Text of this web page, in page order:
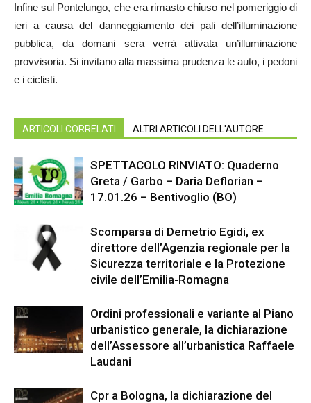
Infine sul Pontelungo, che era rimasto chiuso nel pomeriggio di
ieri a causa del danneggiamento dei pali dell’illuminazione
pubblica, da domani sera verrà attivata un’illuminazione
provvisoria. Si invitano alla massima prudenza le auto, i pedoni
e i ciclisti.
ARTICOLI CORRELATI ALTRI ARTICOLI DELL'AUTORE
SPETTACOLO RINVIATO: Quaderno
Greta / Garbo – Daria Deflorian –
17.01.26 – Bentivoglio (BO)
Scomparsa di Demetrio Egidi, ex
direttore dell’Agenzia regionale per la
Sicurezza territoriale e la Protezione
civile dell’Emilia-Romagna
Ordini professionali e variante al Piano
urbanistico generale, la dichiarazione
dell’Assessore all’urbanistica Raffaele
Laudani
Cpr a Bologna, la dichiarazione del